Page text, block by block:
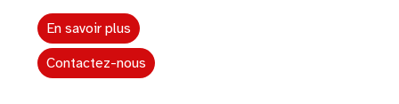
En savoir plus
Contactez-nous